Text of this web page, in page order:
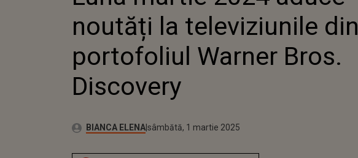
noutăți la televiziunile din
portofoliul Warner Bros.
Discovery
Autor:BIANCA ELENAPublicat:
vineri, 1 martie 2024
Actualizat:
sâmbătă, 1 martie 2025